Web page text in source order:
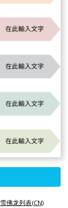
雪佛龙列表(CN)